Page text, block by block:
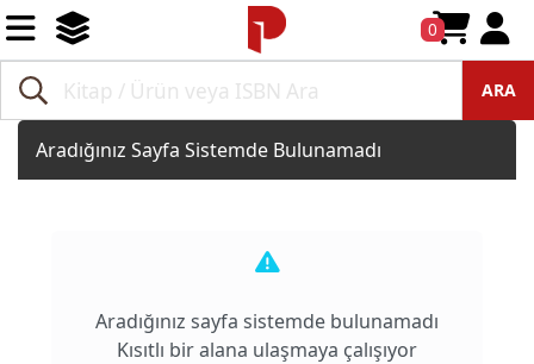
0
ARA
Aradığınız Sayfa Sistemde Bulunamadı
Aradığınız sayfa sistemde bulunamadı
Kısıtlı bir alana ulaşmaya çalışıyor